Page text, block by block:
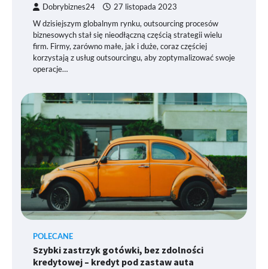
Dobrybiznes24 27 listopada 2023
W dzisiejszym globalnym rynku, outsourcing procesów
biznesowych stał się nieodłączną częścią strategii wielu
firm. Firmy, zarówno małe, jak i duże, coraz częściej
korzystają z usług outsourcingu, aby zoptymalizować swoje
operacje…
POLECANE
Szybki zastrzyk gotówki, bez zdolności
kredytowej – kredyt pod zastaw auta